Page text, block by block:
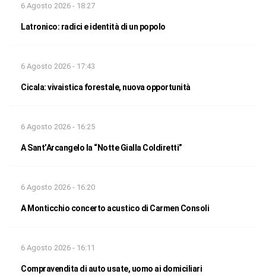
6 Agosto 2026 - 18:27
Latronico: radici e identità di un popolo
6 Agosto 2026 - 17:43
Cicala: vivaistica forestale, nuova opportunità
6 Agosto 2026 - 16:25
A Sant’Arcangelo la “Notte Gialla Coldiretti”
6 Agosto 2026 - 16:20
A Monticchio concerto acustico di Carmen Consoli
6 Agosto 2026 - 16:11
Compravendita di auto usate, uomo ai domiciliari